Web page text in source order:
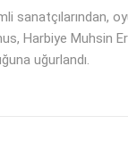
sanatçılarından,
Harbiye Muhsin
uğurlandı.